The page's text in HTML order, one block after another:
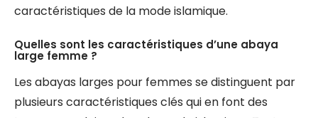
caractéristiques de la mode islamique.
Quelles sont les caractéristiques d’une abaya
large femme ?
Les abayas larges pour femmes se distinguent par
plusieurs caractéristiques clés qui en font des